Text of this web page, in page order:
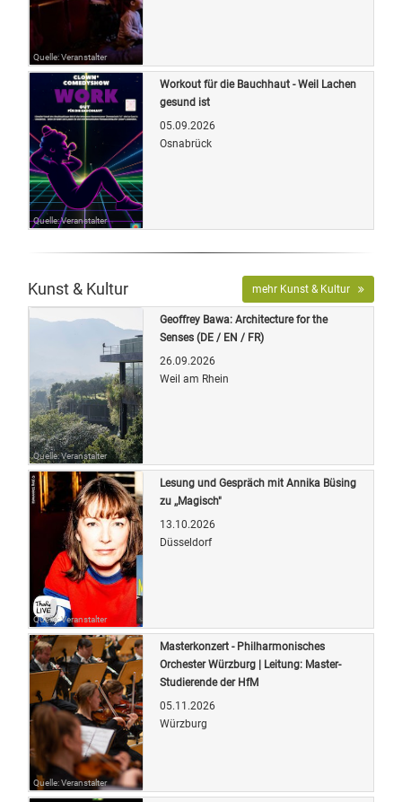
Quelle: Veranstalter
Quelle: Veranstalter
Workout für die Bauchhaut - Weil Lachen
gesund ist
05.09.2026
Osnabrück
Kunst & Kultur mehr Kunst & Kultur
Quelle: Veranstalter
Geoffrey Bawa: Architecture for the
Senses (DE / EN / FR)
26.09.2026
Weil am Rhein
Quelle: Veranstalter
Lesung und Gespräch mit Annika Büsing
zu ,,Magisch"
13.10.2026
Düsseldorf
Quelle: Veranstalter
Masterkonzert - Philharmonisches
Orchester Würzburg | Leitung: Master-
Studierende der HfM
05.11.2026
Würzburg